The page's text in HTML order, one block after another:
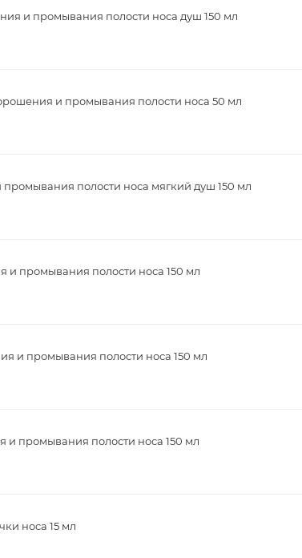
и промывания полости носа душ 150 мл
и промывания полости носа 50 мл
полости носа мягкий душ 150 мл
и промывания полости носа 150 мл
и промывания полости носа 150 мл
и промывания полости носа 150 мл
носа 15 мл